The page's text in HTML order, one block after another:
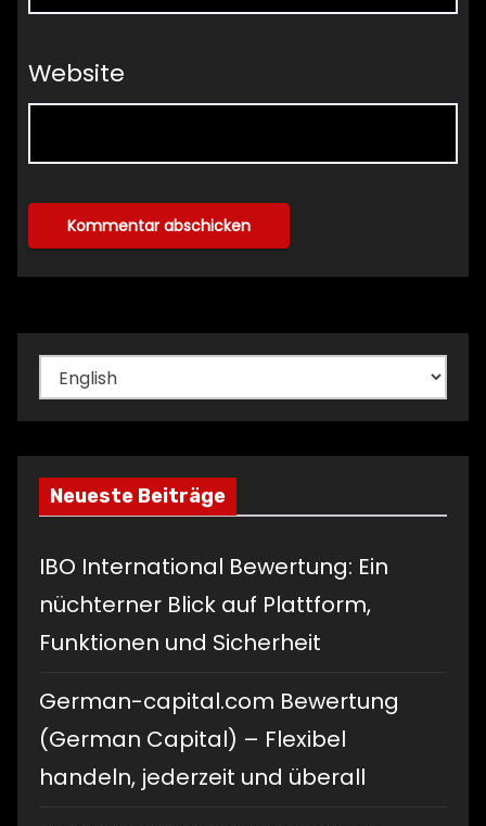
Website
Sprache
auswählen
Neueste Beiträge
IBO International Bewertung: Ein
nüchterner Blick auf Plattform,
Funktionen und Sicherheit
German-capital.com Bewertung
(German Capital) – Flexibel
handeln, jederzeit und überall